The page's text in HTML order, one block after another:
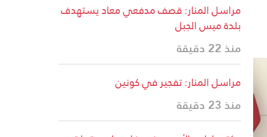
مراسل المنار: قصف مدفعي معاد يستهدف
بلدة ميس الجبل
منذ 22 دقيقة
مراسل المنار: تفجير في كونين
منذ 23 دقيقة